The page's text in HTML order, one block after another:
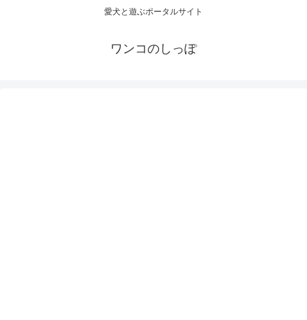
愛犬と遊ぶポータルサイト
ワンコのしっぽ